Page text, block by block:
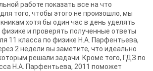
работе показать все на что
того, чтобы этого не произошло, мы
хотя бы один час в день уделять
и проверять полученные ответы
11 класса по физике Н.А. Парфентьева,
2 недели вы заметите, что идеально
решали задачи. Кроме того, ГДЗ по
Н.А. Парфентьева, 2011 поможет